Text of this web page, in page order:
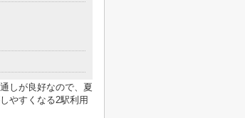
しが良好なので、夏
やすくなる2駅利用